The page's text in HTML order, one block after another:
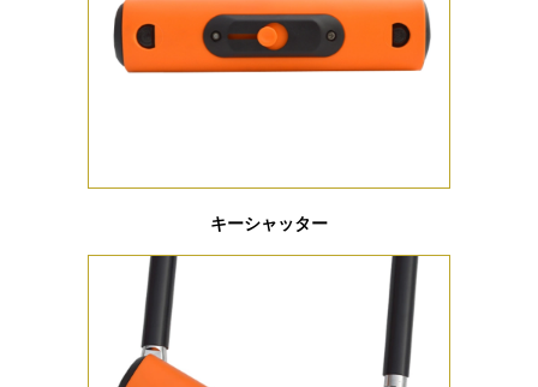
キーシャッター